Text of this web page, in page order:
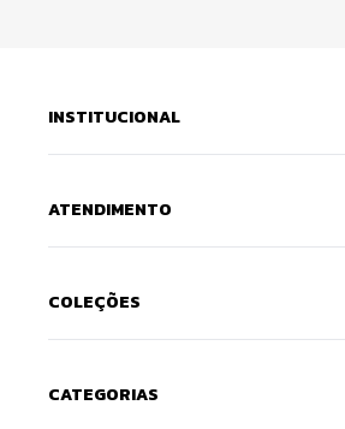
INSTITUCIONAL
ATENDIMENTO
COLEÇÕES
CATEGORIAS